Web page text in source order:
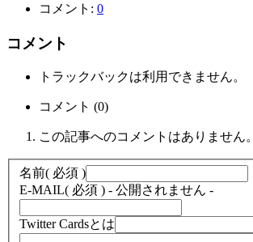
コメント: 0
コメント
トラックバックは利用できません。
コメント (0)
この記事へのコメントはありません。
名前( 必須 )
E-MAIL( 必須 ) - 公開されません -
Twitter Cardsとは